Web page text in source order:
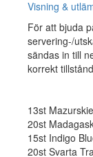
Visning &
För att bjuda
servering-/
sändas in till
korrekt
13st
20st
15st Indigo
20st Svarta